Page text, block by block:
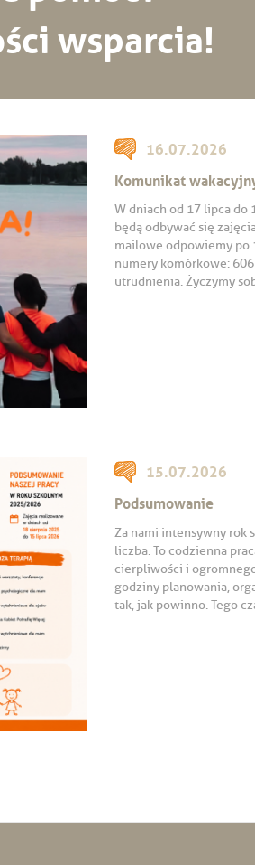
wsparcia!
16.07.2026
Komunikat
W dniach od 17 lipca do
będą odbywać się
mailowe odpowiemy po
numery komórkowe:
utrudnienia. Życzymy
15.07.2026
Podsumowanie
Za nami intensywny rok
liczba. To codzienna
cierpliwości i
godziny planowania,
tak, jak powinno. Tego